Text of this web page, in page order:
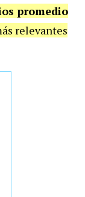
promedio
relevantes